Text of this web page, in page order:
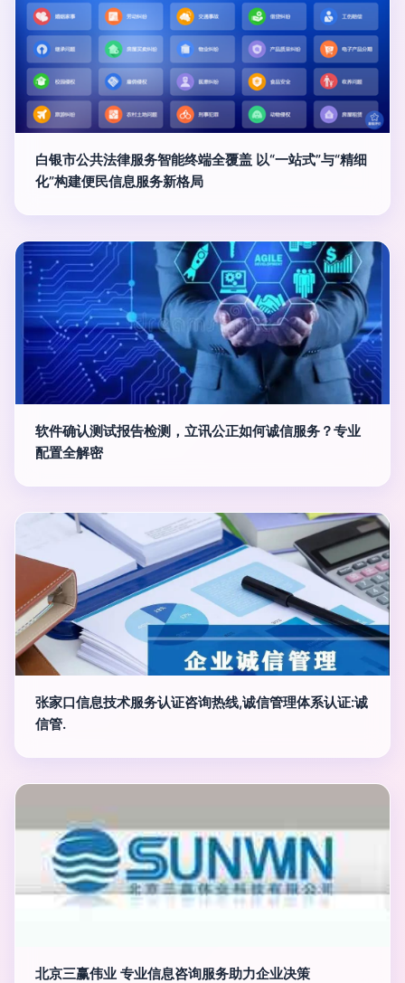
白银市公共法律服务智能终端全覆盖 以“一站式”与“精细
化”构建便民信息服务新格局
软件确认测试报告检测，立讯公正如何诚信服务？专业
配置全解密
张家口信息技术服务认证咨询热线,诚信管理体系认证:诚
信管.
北京三赢伟业 专业信息咨询服务助力企业决策